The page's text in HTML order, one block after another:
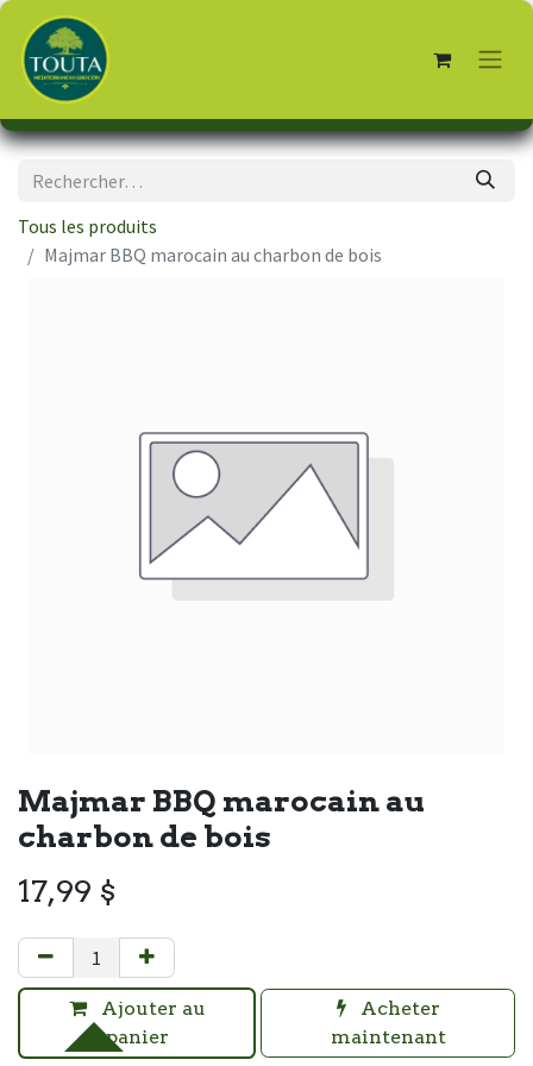
Tous les produits
Majmar BBQ marocain au charbon de bois
Majmar BBQ marocain au
charbon de bois
17,99 $
Ajouter au
panier
Acheter
maintenant